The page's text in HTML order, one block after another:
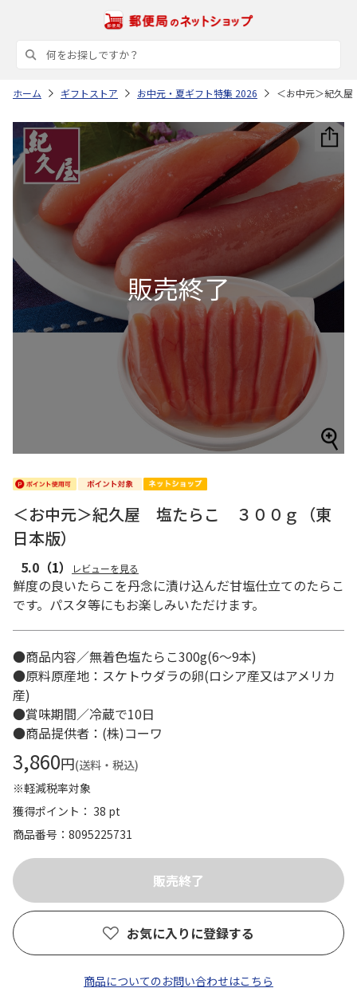
ホーム ギフトストア お中元・夏ギフト特集 2026 ＜お中元＞紀久
＜お中元＞紀久屋 塩たらこ ３００ｇ（東
日本版）
5.0 （1） レビューを見る
鮮度の良いたらこを丹念に漬け込んだ甘塩仕立てのたらこ
です。パスタ等にもお楽しみいただけます。
●商品内容／無着色塩たらこ300g(6～9本)
●原料原産地：スケトウダラの卵(ロシア産又はアメリカ
産)
●賞味期間／冷蔵で10日
●商品提供者：(株)コーワ
3,860円(送料・税込)
※軽減税率対象
獲得ポイント： 38 pt
商品番号
8095225731
お気に入りに登録する
商品についてのお問い合わせはこちら